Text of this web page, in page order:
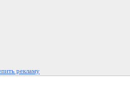
рекламу